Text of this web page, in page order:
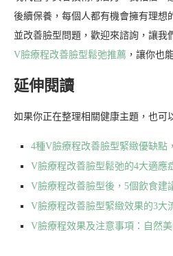
後續保養，每個人都有機會擁有理想
並改善臉型問題，歡迎來諮詢，讓我
V臉療程改善臉型鬆弛推薦 ，讓你也
延伸閱讀
如果你正在整理相關健康主題，也可
4種V臉療程改善臉型緊緻優缺點
V臉療程改善臉型鬆弛的4大適應
V臉療程改善臉型後，5個飲食建
V臉療程改善臉型緊緻效果的3大
V臉療程效果及注意事項：自然